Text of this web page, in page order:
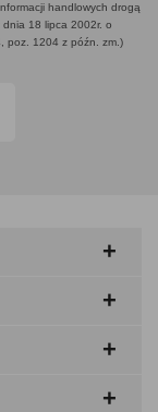
handlowych drogą
18 lipca 2002r. o
poz. 1204 z późn. zm.)